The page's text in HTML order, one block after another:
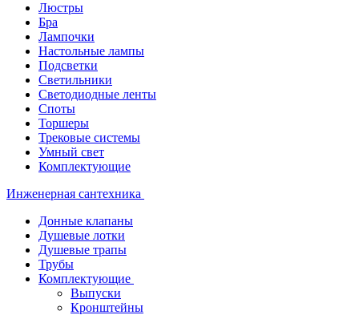
Люстры
Бра
Лампочки
Настольные лампы
Подсветки
Светильники
Светодиодные ленты
Споты
Торшеры
Трековые системы
Умный свет
Комплектующие
Инженерная сантехника
Донные клапаны
Душевые лотки
Душевые трапы
Трубы
Комплектующие
Выпуски
Кронштейны